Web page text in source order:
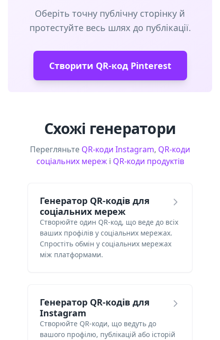
Оберіть точну публічну сторінку й
протестуйте весь шлях до публікації.
Створити QR-код Pinterest
Схожі генератори
Перегляньте QR-коди Instagram, QR-коди
соціальних мережі QR-коди продуктів
Генератор QR-кодів для
соціальних мереж
Створюйте один QR-код, що веде до всіх
ваших профілів у соціальних мережах.
Спростіть обмін у соціальних мережах
між платформами.
Генератор QR-кодів для
Instagram
Створюйте QR-коди, що ведуть до
вашого профілю, публікацій або історій